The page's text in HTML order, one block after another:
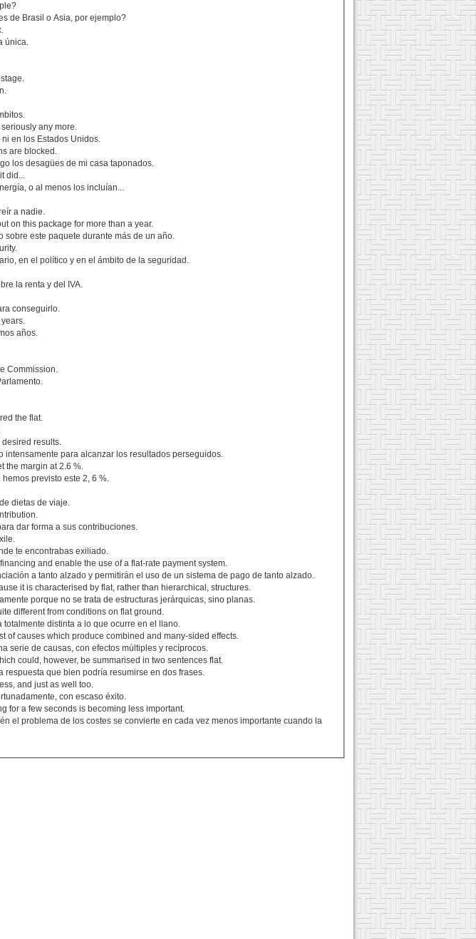
de Brasil o Asia, por ejemplo?
única.
any more.
en los Estados Unidos.
are blocked.
los desagües de mi casa taponados.
did...
o al menos los incluían...
a nadie.
on this package for more than a year.
sobre este paquete durante más de un año.
en el político y en el ámbito de la seguridad.
la renta y del IVA.
conseguirlo.
años.
Commission.
the flat.
desired results.
para alcanzar los resultados perseguidos.
the margin at 2.6 %.
previsto este 2, 6 %.
dietas de viaje.
dar forma a sus contribuciones.
te encontrabas exiliado.
and enable the use of a flat-rate payment system.
a tanto alzado y permitirán el uso de un sistema de pago de tanto alzado.
it is characterised by flat, rather than hierarchical, structures.
porque no se trata de estructuras jerárquicas, sino planas.
different from conditions on flat ground.
distinta a lo que ocurre en el llano.
of causes which produce combined and many-sided effects.
serie de causas, con efectos múltiples y recíprocos.
could, however, be summarised in two sentences flat.
que bien podría resumirse en dos frases.
and just as well too.
con escaso éxito.
for a few seconds is becoming less important.
el problema de los costes se convierte en cada vez menos importante cuando la